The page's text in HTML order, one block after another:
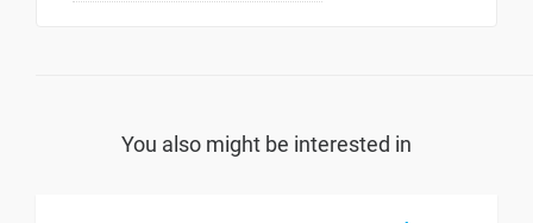
You also might be interested in